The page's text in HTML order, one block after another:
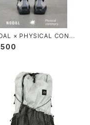
× PHYSICAL CONT